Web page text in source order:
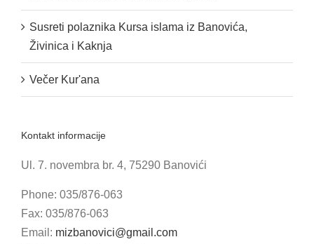
Susreti polaznika Kursa islama iz Banovića,
Živinica i Kaknja
Večer Kur'ana
Kontakt informacije
Ul. 7. novembra br. 4, 75290 Banovići
Phone: 035/876-063
Fax: 035/876-063
Email: mizbanovici@gmail.com